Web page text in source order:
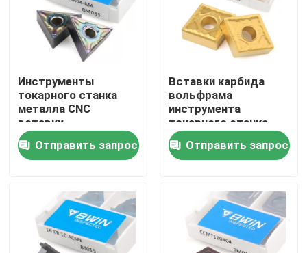
Дом
Товары
Видео
О нас
Инструменты
токарного станка
металла CNC
вставки
инструмента Matrial
стали TNMG 160404
Stenless поворачивая
Отправить запрос
Вставки карбида
вольфрама
инструмента
токарного станка
вставки CNMG 1606
поворачивая
Отправить запрос